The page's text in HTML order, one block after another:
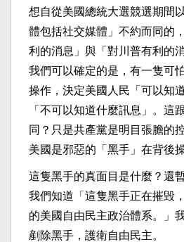
想自從美國總統大選競選期間
體包括社交媒體」不約而同的
利的消息」與「對川普有利的
我們可以確定的是，有一隻可
操作，決定美國人民「可以知
「不可以知道什麼訊息」。這
同？只是共產黨是明目張膽的
美國是邪惡的「黑手」在背後操
這隻黑手的真面目是什麼？還
我們知道「這隻黑手正在摧毁
的美國自由民主政治體系。」
剷除黑手，護衛自由民主。